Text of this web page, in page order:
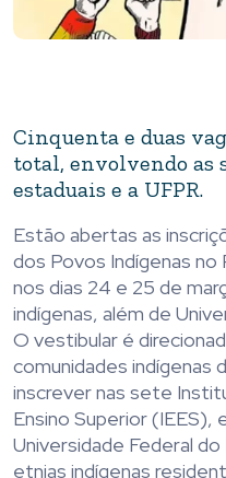
Cinquenta e duas
total, envolvendo as
estaduais e a UFPR.
Estão abertas as
dos Povos Indígenas no
nos dias 24 e 25 de
indígenas, além de
O vestibular é
comunidades indígenas
inscrever nas sete
Ensino Superior (IEES),
Universidade Federal
etnias indígenas